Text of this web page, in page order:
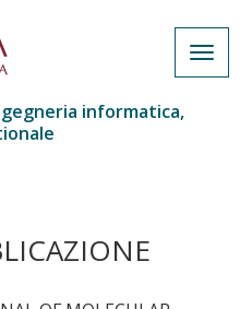
informatica,